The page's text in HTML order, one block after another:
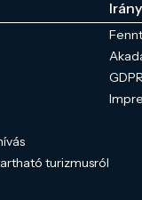
turizmusról